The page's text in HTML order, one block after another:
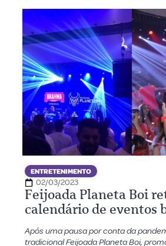
ENTRETENIMENTO
02/03/2023
Feijoada Planeta Boi
calendário de eventos
Após uma pausa por conta da
tradicional Feijoada Planeta Boi,